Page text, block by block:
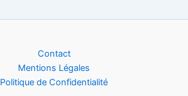
Contact
Mentions Légales
Politique de Confidentialité